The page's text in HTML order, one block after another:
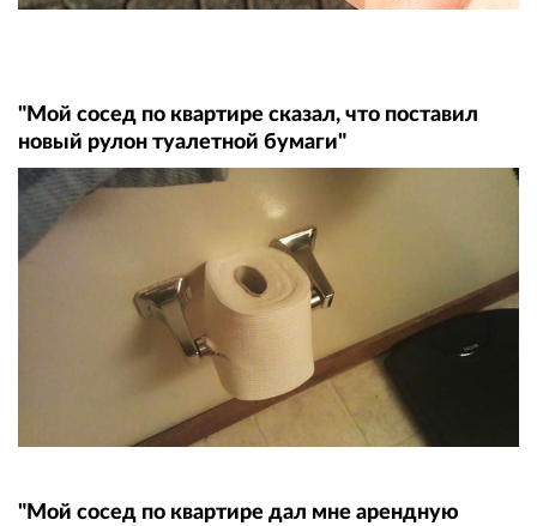
"Мой сосед по квартире сказал, что поставил
новый рулон туалетной бумаги"
"Мой сосед по квартире дал мне арендную